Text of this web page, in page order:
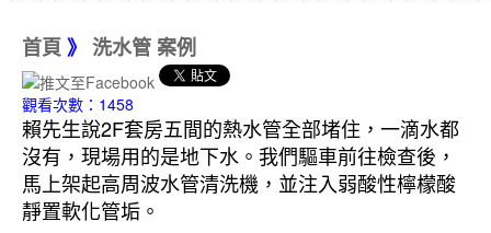
首頁 》 洗水管 案例
觀看次數：1458
賴先生說2F套房五間的熱水管全部堵住，一滴水都
沒有，現場用的是地下水。我們驅車前往檢查後，
馬上架起高周波水管清洗機，並注入弱酸性檸檬酸
靜置軟化管垢。